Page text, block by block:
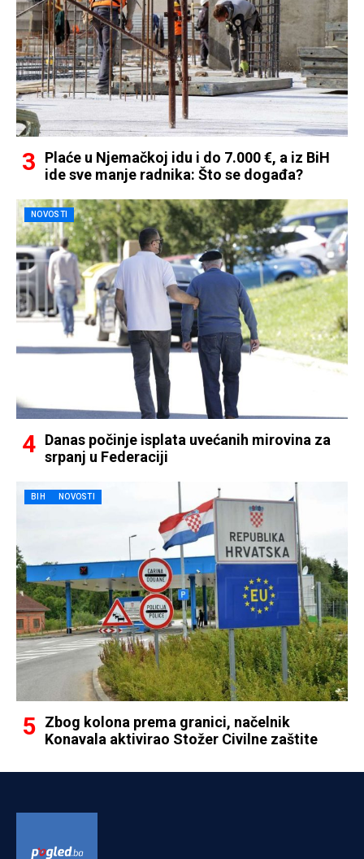
Plaće u Njemačkoj idu i do 7.000 €, a iz BiH
ide sve manje radnika: Što se događa?
NOVOSTI
Danas počinje isplata uvećanih mirovina za
srpanj u Federaciji
BIH NOVOSTI
Zbog kolona prema granici, načelnik
Konavala aktivirao Stožer Civilne zaštite